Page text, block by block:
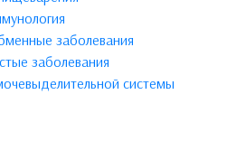
заболевания
заболевания
системы